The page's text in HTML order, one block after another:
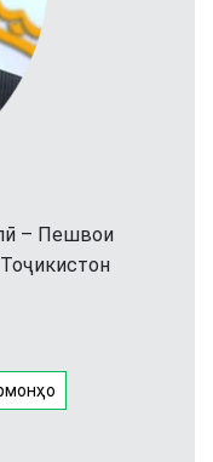
– Пешвои